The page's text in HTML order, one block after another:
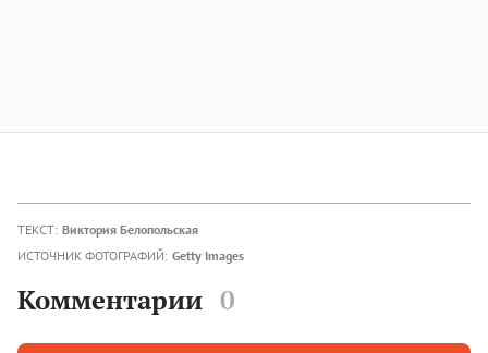
ТЕКСТ: Виктория Белопольская
ИСТОЧНИК ФОТОГРАФИЙ: Getty Images
Комментарии 0